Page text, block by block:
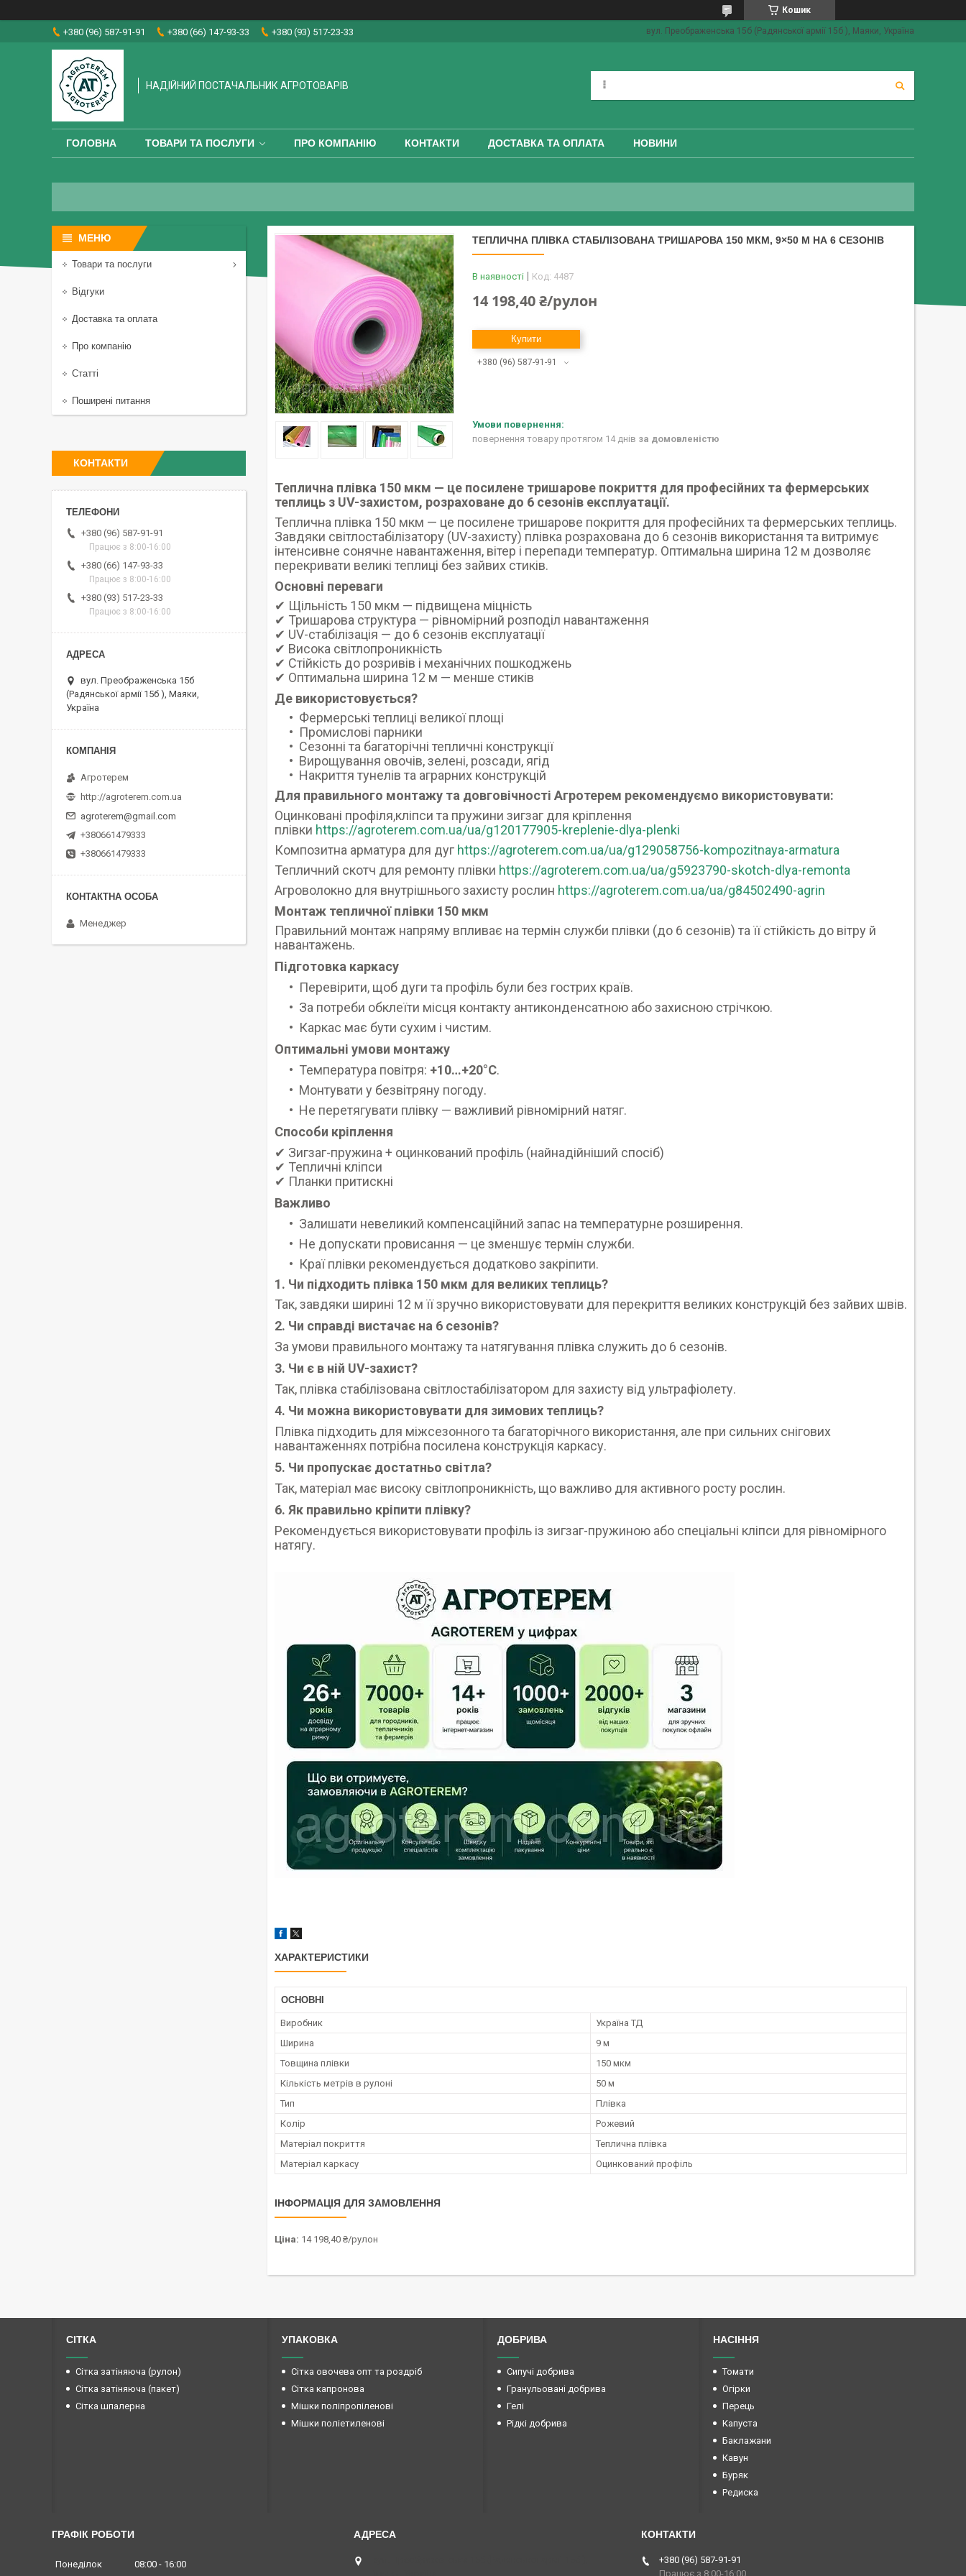
Кошик
+380 (96) 587-91-91 +380 (66) 147-93-33 +380 (93) 517-23-33 вул. Преображенська 15б (Радянської армії 15б ), Маяки, Україна
НАДІЙНИЙ ПОСТАЧАЛЬНИК АГРОТОВАРІВ
ГОЛОВНА ТОВАРИ ТА ПОСЛУГИ ПРО КОМПАНІЮ КОНТАКТИ ДОСТАВКА ТА ОПЛАТА НОВИНИ
ТЕПЛИЧНА ПЛІВКА СТАБІЛІЗОВАНА ТРИШАРОВА 150 МКМ, 9×50 М НА 6 СЕЗОНІВ
В наявності Код: 4487
14 198,40 ₴/рулон
Купити
+380 (96) 587-91-91
повернення товару протягом 14 днів за домовленістю
Теплична плівка 150 мкм — це посилене тришарове покриття для професійних та фермерських
теплиць з UV-захистом, розраховане до 6 сезонів експлуатації.
Теплична плівка 150 мкм — це посилене тришарове покриття для професійних та фермерських теплиць.
Завдяки світлостабілізатору (UV-захисту) плівка розрахована до 6 сезонів використання та витримує
інтенсивне сонячне навантаження, вітер і перепади температур. Оптимальна ширина 12 м дозволяє
перекривати великі теплиці без зайвих стиків.
Основні переваги
✔ Щільність 150 мкм — підвищена міцність
✔ Тришарова структура — рівномірний розподіл навантаження
✔ UV-стабілізація — до 6 сезонів експлуатації
✔ Висока світлопроникність
✔ Стійкість до розривів і механічних пошкоджень
✔ Оптимальна ширина 12 м — менше стиків
Де використовується?
Фермерські теплиці великої площі
Промислові парники
Сезонні та багаторічні тепличні конструкції
Вирощування овочів, зелені, розсади, ягід
Накриття тунелів та аграрних конструкцій
Для правильного монтажу та довговічності Агротерем рекомендуємо використовувати:
Оцинковані профіля,кліпси та пружини зигзаг для кріплення
плівки https://agroterem.com.ua/ua/g120177905-kreplenie-dlya-plenki
Композитна арматура для дуг https://agroterem.com.ua/ua/g129058756-kompozitnaya-armatura
Тепличний скотч для ремонту плівки https://agroterem.com.ua/ua/g5923790-skotch-dlya-remonta
Агроволокно для внутрішнього захисту рослин https://agroterem.com.ua/ua/g84502490-agrin
Монтаж тепличної плівки 150 мкм
Правильний монтаж напряму впливає на термін служби плівки (до 6 сезонів) та її стійкість до вітру й
навантажень.
Підготовка каркасу
Перевірити, щоб дуги та профіль були без гострих країв.
За потреби обклеїти місця контакту антиконденсатною або захисною стрічкою.
Каркас має бути сухим і чистим.
Оптимальні умови монтажу
Температура повітря: +10…+20°C.
Монтувати у безвітряну погоду.
Не перетягувати плівку — важливий рівномірний натяг.
Способи кріплення
✔ Зигзаг-пружина + оцинкований профіль (найнадійніший спосіб)
✔ Тепличні кліпси
✔ Планки притискні
Важливо
Залишати невеликий компенсаційний запас на температурне розширення.
Не допускати провисання — це зменшує термін служби.
Краї плівки рекомендується додатково закріпити.
1. Чи підходить плівка 150 мкм для великих теплиць?
Так, завдяки ширині 12 м її зручно використовувати для перекриття великих конструкцій без зайвих швів.
2. Чи справді вистачає на 6 сезонів?
За умови правильного монтажу та натягування плівка служить до 6 сезонів.
3. Чи є в ній UV-захист?
Так, плівка стабілізована світлостабілізатором для захисту від ультрафіолету.
4. Чи можна використовувати для зимових теплиць?
Плівка підходить для міжсезонного та багаторічного використання, але при сильних снігових
навантаженнях потрібна посилена конструкція каркасу.
5. Чи пропускає достатньо світла?
Так, матеріал має високу світлопроникність, що важливо для активного росту рослин.
6. Як правильно кріпити плівку?
Рекомендується використовувати профіль із зигзаг-пружиною або спеціальні кліпси для рівномірного
натягу.
ХАРАКТЕРИСТИКИ
ОСНОВНІ
Виробник
Україна ТД
Ширина
9 м
Товщина плівки
150 мкм
Кількість метрів в рулоні
50 м
Тип
Плівка
Колір
Рожевий
Матеріал покриття
Теплична плівка
Матеріал каркасу
Оцинкований профіль
ІНФОРМАЦІЯ ДЛЯ ЗАМОВЛЕННЯ
Ціна: 14 198,40 ₴/рулон
Товари та послуги
Відгуки
Доставка та оплата
Про компанію
Статті
Поширені питання
КОНТАКТИ
+380 (96) 587-91-91
Працює з 8:00-16:00
+380 (66) 147-93-33
Працює з 8:00-16:00
+380 (93) 517-23-33
Працює з 8:00-16:00
вул. Преображенська 15б
(Радянської армії 15б ), Маяки,
Україна
Агротерем
http://agroterem.com.ua
agroterem@gmail.com
+380661479333
+380661479333
Менеджер
СІТКА
Сітка затіняюча (рулон)
Сітка затіняюча (пакет)
Сітка шпалерна
УПАКОВКА
Сітка овочева опт та роздріб
Сітка капронова
Мішки поліпропіленові
Мішки поліетиленові
ДОБРИВА
Сипучі добрива
Гранульовані добрива
Гелі
Рідкі добрива
НАСІННЯ
Томати
Огірки
Перець
Капуста
Баклажани
Кавун
Буряк
Редиска
ГРАФІК РОБОТИ
Понеділок 08:00 16:00
+380 (96) 587-91-91
Працює з 8:00-16:00